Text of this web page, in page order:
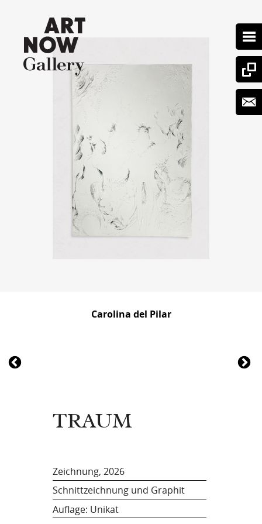
Carolina del Pilar
TRAUM
Zeichnung, 2026
Schnittzeichnung und Graphit
Auflage: Unikat